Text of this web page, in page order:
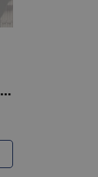
Mixail Eizenstein. Master rizs